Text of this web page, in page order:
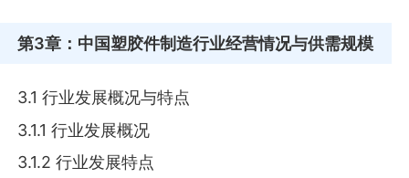
第3章 ：中国塑胶件制造行业经营情况与供需规模
3.1 行业发展概况与特点
3.1.1 行业发展概况
3.1.2 行业发展特点